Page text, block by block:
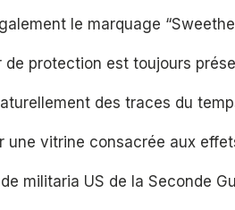
le marquage
de protection est toujours
des traces du
une vitrine consacrée aux
militaria US de la Seconde